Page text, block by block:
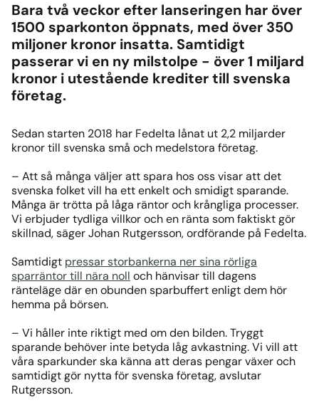
Bara två veckor efter lanseringen har över
1500 sparkonton öppnats, med över 350
miljoner kronor insatta. Samtidigt
passerar vi en ny milstolpe - över 1 miljard
kronor i utestående krediter till svenska
företag.
Sedan starten 2018 har Fedelta lånat ut 2,2 miljarder
kronor till svenska små och medelstora företag.
– Att så många väljer att spara hos oss visar att det
svenska folket vill ha ett enkelt och smidigt sparande.
Många är trötta på låga räntor och krångliga processer.
Vi erbjuder tydliga villkor och en ränta som faktiskt gör
skillnad, säger Johan Rutgersson, ordförande på Fedelta.
Samtidigt pressar storbankerna ner sina rörliga
sparräntor till nära noll och hänvisar till dagens
ränteläge där en obunden sparbuffert enligt dem hör
hemma på börsen.
– Vi håller inte riktigt med om den bilden. Tryggt
sparande behöver inte betyda låg avkastning. Vi vill att
våra sparkunder ska känna att deras pengar växer och
samtidigt gör nytta för svenska företag, avslutar
Rutgersson.